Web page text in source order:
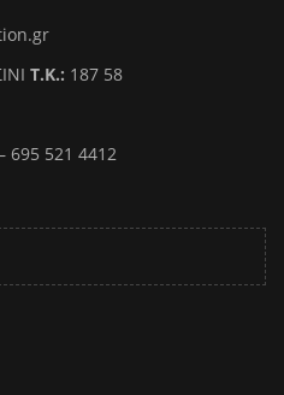
Τ.Κ.: 187 58
695 521 4412